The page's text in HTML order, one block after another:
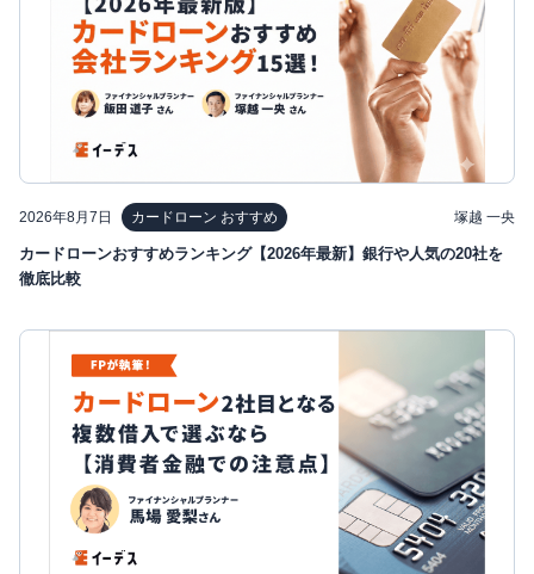
2026年8月7日 カードローン おすすめ 塚越 一央
カードローンおすすめランキング【2026年最新】銀行や人気の20社を
徹底比較